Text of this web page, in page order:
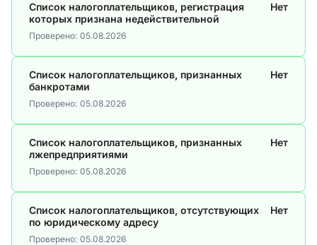
Список налогоплательщиков, регистрация
которых признана недействительной
Нет
Проверено: 05.08.2026
Список налогоплательщиков, признанных
банкротами
Нет
Проверено: 05.08.2026
Список налогоплательщиков, признанных
лжепредприятиями
Нет
Проверено: 05.08.2026
Список налогоплательщиков, отсутствующих
по юридическому адресу
Нет
Проверено: 05.08.2026